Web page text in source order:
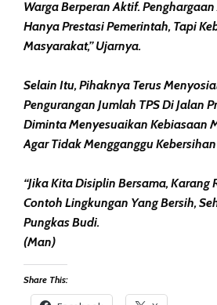
Warga Berperan Aktif.
Hanya Prestasi Pemerintah, Tapi
Masyarakat,” Ujarnya.
Selain Itu, Pihaknya Terus
Pengurangan Jumlah TPS Di Jalan
Diminta Menyesuaikan Kebiasaan
Agar Tidak Mengganggu
“Jika Kita Disiplin Bersama, Karang
Contoh Lingkungan Yang Bersih,
Pungkas Budi.
(Man)
Share This: